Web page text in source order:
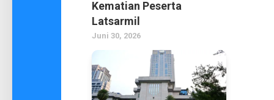
Kematian Peserta
Latsarmil
Juni 30, 2026